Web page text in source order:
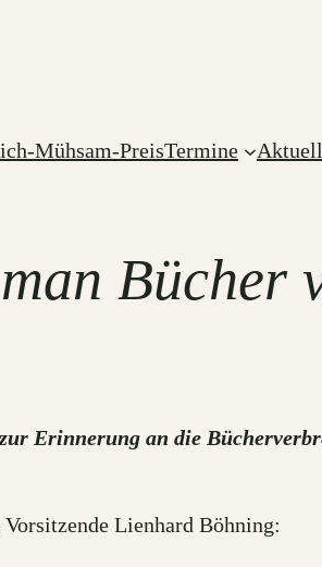
Mühsam-PreisTermine
Bücher
zur Erinnerung an die
Lienhard Böhning: